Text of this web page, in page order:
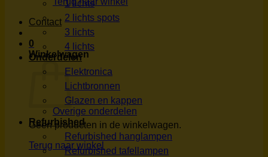
Contact
0
Winkelwagen
Geen producten in de winkelwagen.
Terug naar winkel
1 lichts
2 lichts spots
3 lichts
4 lichts
Onderdelen
Elektronica
Lichtbronnen
Glazen en kappen
Overige onderdelen
Refurbished
Refurbished hanglampen
Refurbished tafellampen